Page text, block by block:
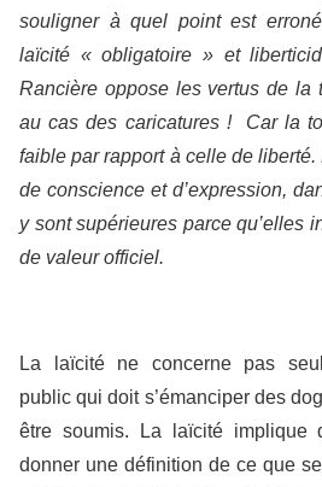
souligner à quel point est
laïcité « obligatoire » et
Rancière oppose les vertus de la
au cas des caricatures !
Car la
faible par rapport à celle de
de conscience et d’expression,
y sont supérieures parce qu’elles
de valeur officiel.
La laïcité ne concerne pas
public qui doit s’émanciper des
être soumis. La laïcité implique
donner une définition de ce que